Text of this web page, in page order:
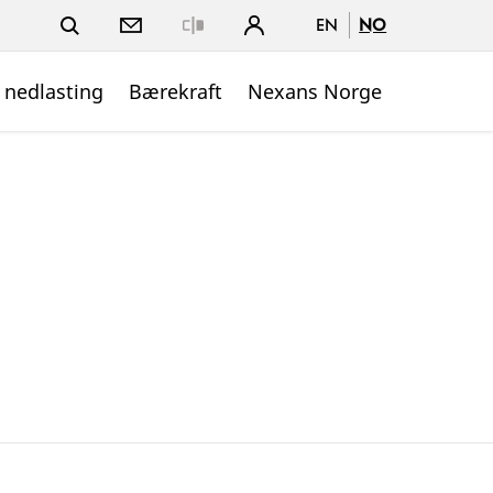
EN NO
Bærekraft Nexans Norge